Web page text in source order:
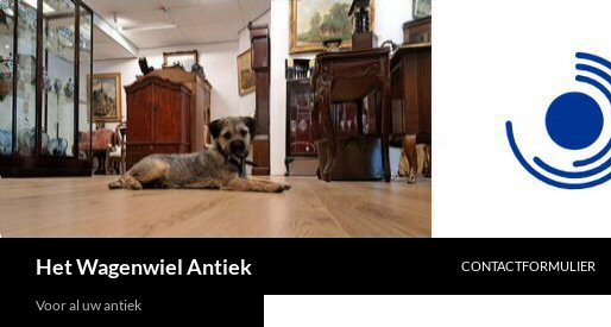
Het Wagenwiel Antiek
CONTACTFORMULIER
Voor al uw antiek